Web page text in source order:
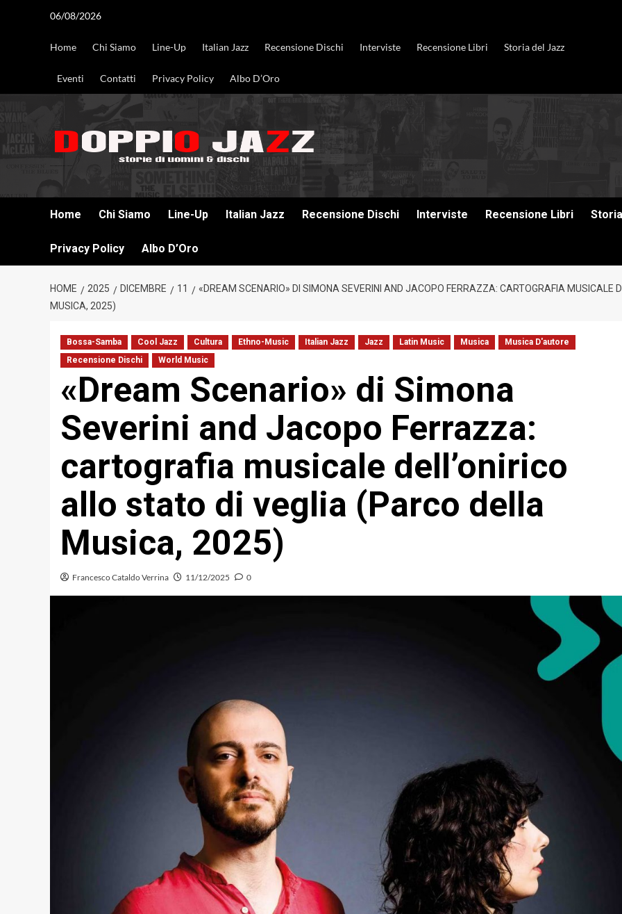
06/08/2026
Home Chi Siamo Line-Up Italian Jazz Recensione Dischi Interviste Recensione Libri Storia del Jazz
Eventi Contatti Privacy Policy Albo D’Oro
Home Chi Siamo Line-Up Italian Jazz Recensione Dischi Interviste Recensione Libri
Privacy Policy Albo D’Oro
HOME 2025 DICEMBRE 11
«DREAM SCENARIO» DI SIMONA SEVERINI AND JACOPO FERRAZZA: CARTOGRAFIA MUSICALE
MUSICA, 2025)
Bossa-Samba Cool Jazz Cultura Ethno-Music Italian Jazz Jazz Latin Music Musica
Musica D'autore
Recensione Dischi
World Music
«Dream Scenario» di Simona
Severini and Jacopo Ferrazza:
cartografia musicale dell’onirico
allo stato di veglia (Parco della
Musica, 2025)
Francesco Cataldo Verrina 11/12/2025 0